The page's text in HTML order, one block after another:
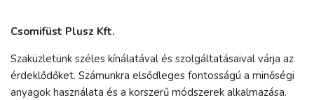
Csomifüst Plusz Kft.
Szaküzletünk széles kínálatával és szolgáltatásaival várja az
érdeklődőket. Számunkra elsődleges fontosságú a minőségi
anyagok használata és a korszerű módszerek alkalmazása.